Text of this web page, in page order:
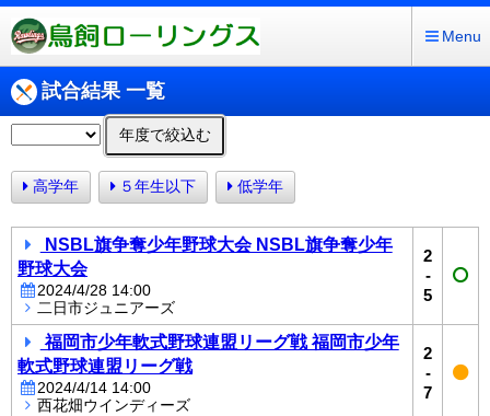
Menu
試合結果 一覧
年度で絞込む
高学年 ５年生以下 低学年
NSBL旗争奪少年野球大会 NSBL旗争奪少年
野球大会
2024/4/28 14:00
二日市ジュニアーズ
2
-
5
福岡市少年軟式野球連盟リーグ戦 福岡市少年
軟式野球連盟リーグ戦
2024/4/14 14:00
西花畑ウインディーズ
2
-
7